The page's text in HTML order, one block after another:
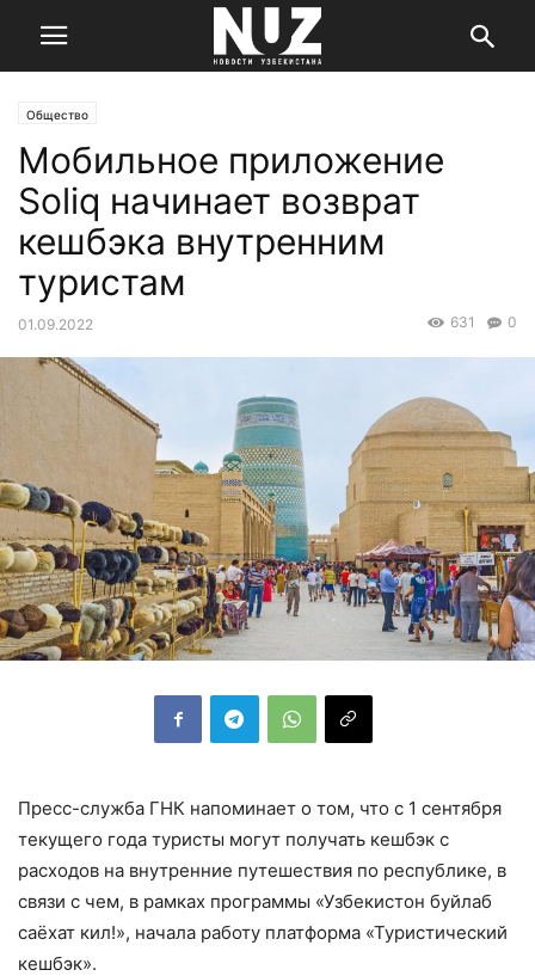
Общество
Мобильное приложение
Soliq начинает возврат
кешбэка внутренним
туристам
01.09.2022 0
631
Пресс-служба ГНК напоминает о том, что с 1 сентября
текущего года туристы могут получать кешбэк с
расходов на внутренние путешествия по республике, в
связи с чем, в рамках программы «Узбекистон буйлаб
саёхат кил!», начала работу платформа «Туристический
кешбэк».